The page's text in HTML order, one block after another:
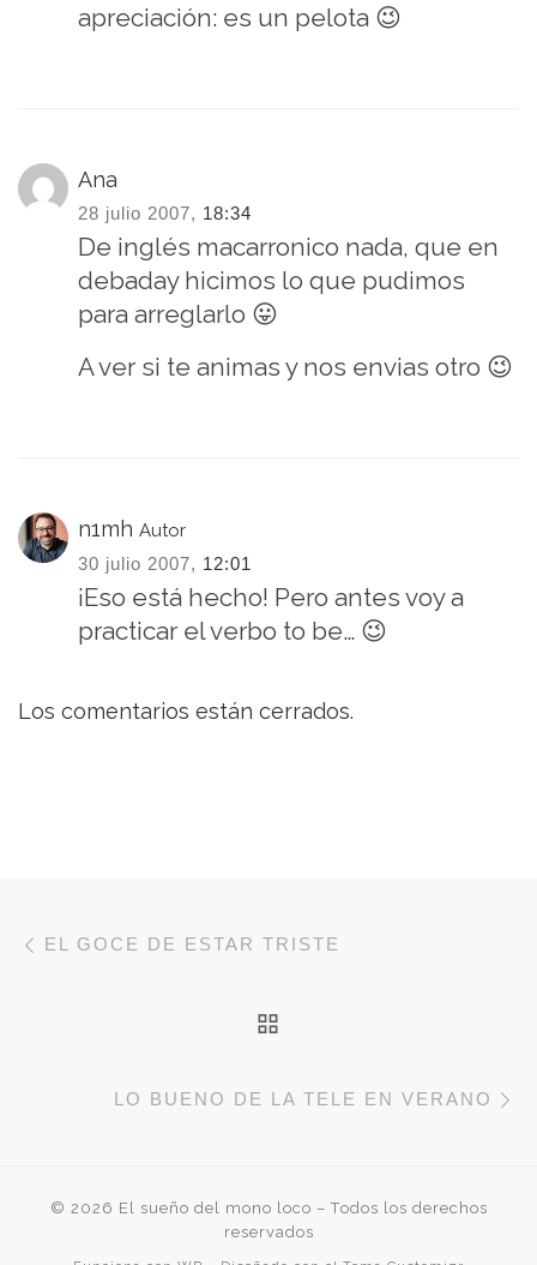
apreciación: es un pelota 😉
Ana
28 julio 2007, 18:34
De inglés macarronico nada, que en
debaday hicimos lo que pudimos
para arreglarlo 😛
A ver si te animas y nos envias otro 😉
n1mh Autor
30 julio 2007, 12:01
¡Eso está hecho! Pero antes voy a
practicar el verbo to be… 😉
Los comentarios están cerrados.
Navegación de entradas
EL GOCE DE ESTAR TRISTE
LO BUENO DE LA TELE EN VERANO
© 2026 El sueño del mono loco – Todos los derechos
reservados